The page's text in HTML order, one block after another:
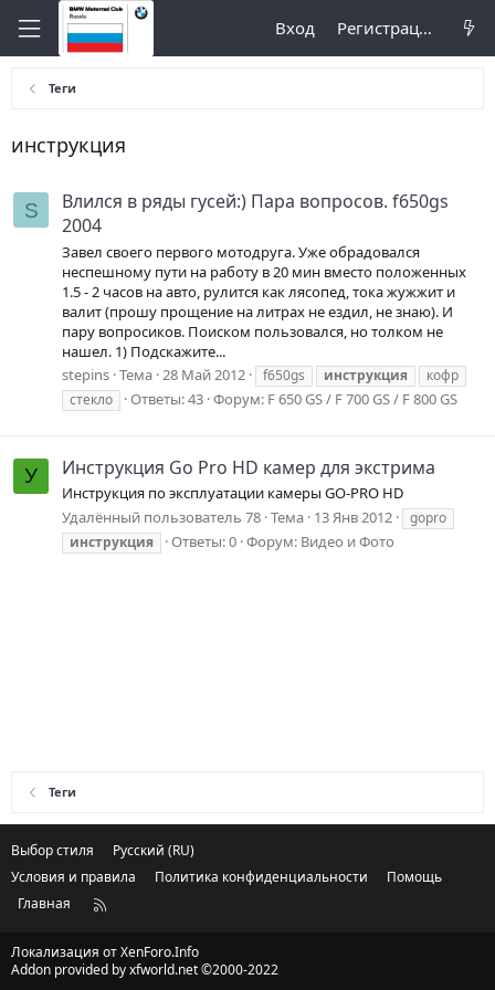
Вход Регистрация
Теги
инструкция
S
Влился в ряды гусей:) Пара вопросов. f650gs
2004
Завел своего первого мотодруга. Уже обрадовался
неспешному пути на работу в 20 мин вместо положенных
1.5 - 2 часов на авто, рулится как лясопед, тока жужжит и
валит (прошу прощение на литрах не ездил, не знаю). И
пару вопросиков. Поиском пользовался, но толком не
нашел. 1) Подскажите...
stepins Тема 28 Май 2012 f650gs инструкция
кофр
стекло
Ответы: 43 Форум: F 650 GS / F 700 GS / F 800 GS
У Инструкция Go Pro HD камер для экстрима
Инструкция по эксплуатации камеры GO-PRO HD
Удалённый пользователь 78 Тема 13 Янв 2012
gopro
инструкция
Ответы: 0 Форум: Видео и Фото
Теги
Выбор стиля
Русский (RU)
Условия и правила
Политика конфиденциальности
Помощь
Главная
R
Локализация отXenForo.Info
Addon provided by xfworld.net ©2000-2022